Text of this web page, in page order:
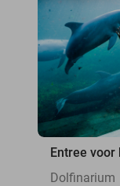
Entree voor
Dolfinarium